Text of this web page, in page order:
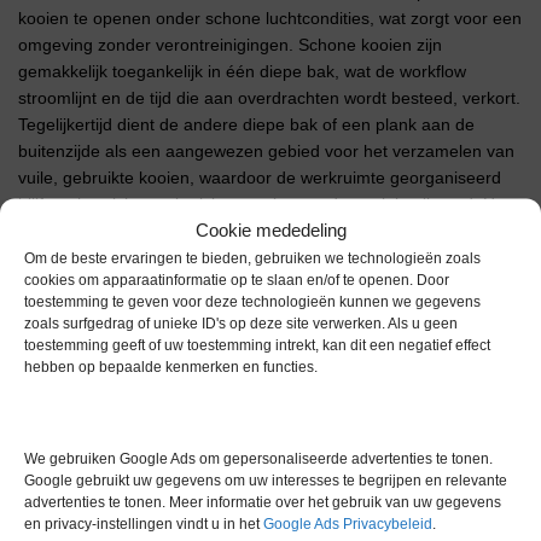
Cookie mededeling
Om de beste ervaringen te bieden, gebruiken we technologieën zoals
cookies om apparaatinformatie op te slaan en/of te openen. Door
toestemming te geven voor deze technologieën kunnen we gegevens
zoals surfgedrag of unieke ID's op deze site verwerken. Als u geen
toestemming geeft of uw toestemming intrekt, kan dit een negatief effect
hebben op bepaalde kenmerken en functies.
We gebruiken Google Ads om gepersonaliseerde advertenties te tonen.
Google gebruikt uw gegevens om uw interesses te begrijpen en relevante
advertenties te tonen. Meer informatie over het gebruik van uw gegevens
en privacy-instellingen vindt u in hetGoogle Ads Privacybeleid .
kooien te openen onder schone luchtcondities, wat zorgt voor een
omgeving zonder verontreinigingen. Schone kooien zijn
gemakkelijk toegankelijk in één diepe bak, wat de workflow
stroomlijnt en de tijd die aan overdrachten wordt besteed, verkort.
Tegelijkertijd dient de andere diepe bak of een plank aan de
buitenzijde als een aangewezen gebied voor het verzamelen van
vuile, gebruikte kooien, waardoor de werkruimte georganiseerd
blijft en het risico op kruisbesmetting wordt geminimaliseerd. Het
tranfer station is uitgevoerd met LED-verlichting en is elektrisch in
hoogte verstelbaar.
Contructie Roestvrijstaal type 304
Afmetingen extern (bxdxh) 1676 x 777 x 2045-2350 mm
Afmetingen intern (bxdxh) 1386 x 711 x 648 mm
HEPA filter Efficiëntie van 99,99% bij 0,3 micron
Extra informatie